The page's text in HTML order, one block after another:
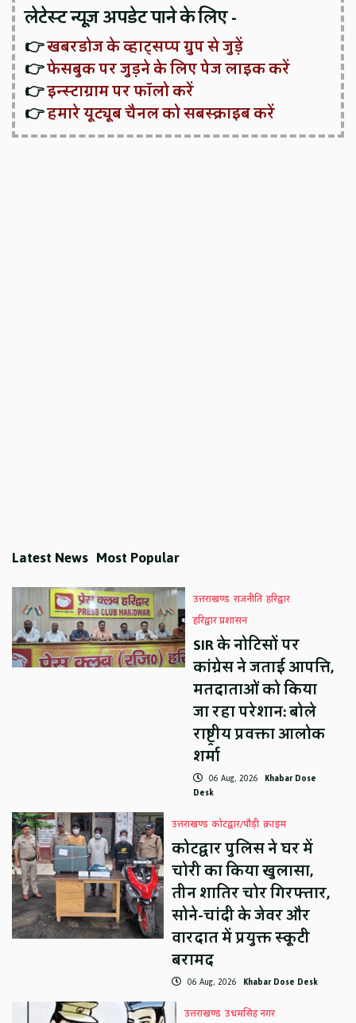
लेटेस्ट न्यूज़ अपडेट पाने के लिए -
👉खबरडोज के व्हाट्सप्प ग्रुप से जुड़ें
👉फेसबुक पर जुड़ने के लिए पेज लाइक करें
👉इन्स्टाग्राम पर फॉलो करें
👉हमारे यूट्यूब चैनल को सबस्क्राइब करें
Latest News Most Popular
उत्तराखण्ड राजनीति हरिद्वार
हरिद्वार प्रशासन
SIR के नोटिसों पर
कांग्रेस ने जताई आपत्ति,
मतदाताओं को किया
जा रहा परेशान: बोले
राष्ट्रीय प्रवक्ता आलोक
शर्मा
06 Aug, 2026 Khabar Dose
Desk
उत्तराखण्ड कोटद्वार/पौड़ी क्राइम
कोटद्वार पुलिस ने घर में
चोरी का किया खुलासा,
तीन शातिर चोर गिरफ्तार,
सोने-चांदी के जेवर और
वारदात में प्रयुक्त स्कूटी
बरामद
06 Aug, 2026 Khabar Dose Desk
उत्तराखण्ड उधमसिंह नगर